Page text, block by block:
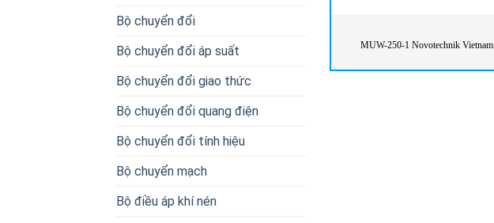
Bộ chuyển đổi
Bộ chuyển đổi áp suất
Bộ chuyển đổi giao thức
Bộ chuyển đổi quang điện
Bộ chuyển đổi tính hiệu
Bộ chuyển mạch
Bộ điều áp khí nén
MUW-250-1 Novotechnik Vietnam